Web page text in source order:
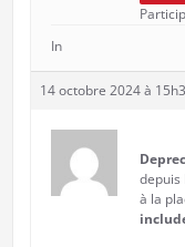
In
14 octobre 2024 à
depuis
à la